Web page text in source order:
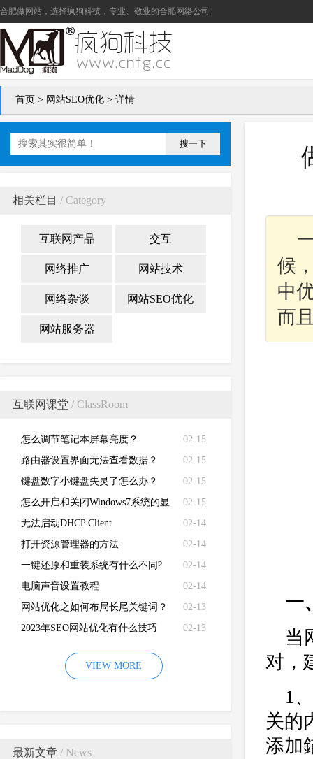
合肥做网站 ，选择疯狗科技，专业、敬业的合肥网络公司
首页 > 网站SEO优化 > 详情
搜一下
相关栏目 / Category
互联网产品 交互
网络推广 网站技术
网络杂谈 网站SEO优化
网站服务器
互联网课堂 / ClassRoom
02-15
怎么调节笔记本屏幕亮度？
02-15
路由器设置界面无法查看数据？
02-15
键盘数字小键盘失灵了怎么办？
02-15
怎么开启和关闭Windows7系统的显
卡硬件加速功能
02-14
无法启动DHCP Client
02-14
打开资源管理器的方法
02-14
一键还原和重装系统有什么不同?
02-14
电脑声音设置教程
02-13
网站优化之如何布局长尾关键词？
02-13
2023年SEO网站优化有什么技巧
VIEW MORE
最新文章 / News
候
中
而
一
当
对，
1
关的
添加